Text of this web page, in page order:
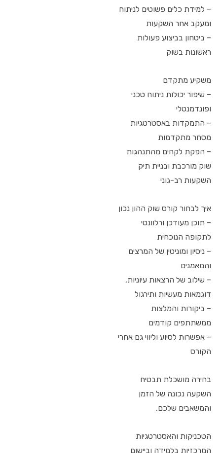
– למידת כלים פשוטים לניתוח
ומעקב אחר השקעות
– ביטחון בביצוע פעולות
ראשונות בשוק
משקיע מתקדם
– שיפור יכולות ניתוח טכני
ופונדמנטלי
– התמקדות באסטרטגיות
מסחר מתקדמות
– הפקת לקחים מהתנהגות
שוק מורכבת ובניית תיק
השקעות רב-גוני
איך לבחור קורס שוק ההון נכון
– תוכן מעודכן ורלוונטי
לתקופה הנוכחית
– ניסיון ומוניטין של המרצים
והמאמנים
– שילוב של הרצאות עיוניות,
דוגמאות מעשיות ותירגול
– ביקורות והמלצות
ממשתתפים קודמים
– אפשרות לסיוע וליווי גם אחרי
הקורס
בחירה מושכלת תבטיח
השקעה נכונה של הזמן
והמשאבים שלכם.
הטכניקות והאסטרטגיות
המרכזיות בלמידה וביישום